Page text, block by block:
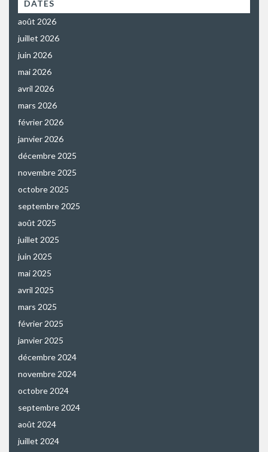
DATES
août 2026
juillet 2026
juin 2026
mai 2026
avril 2026
mars 2026
février 2026
janvier 2026
décembre 2025
novembre 2025
octobre 2025
septembre 2025
août 2025
juillet 2025
juin 2025
mai 2025
avril 2025
mars 2025
février 2025
janvier 2025
décembre 2024
novembre 2024
octobre 2024
septembre 2024
août 2024
juillet 2024